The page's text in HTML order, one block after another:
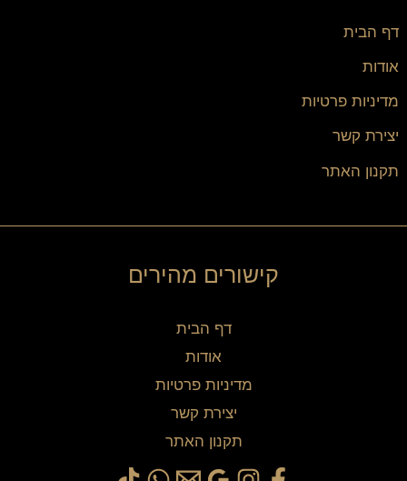
דף הבית
אודות
מדיניות פרטיות
יצירת קשר
תקנון האתר
קישורים מהירים
דף הבית
אודות
מדיניות פרטיות
יצירת קשר
תקנון האתר